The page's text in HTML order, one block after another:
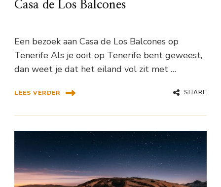
Casa de Los Balcones
Een bezoek aan Casa de Los Balcones op
Tenerife Als je ooit op Tenerife bent geweest,
dan weet je dat het eiland vol zit met …
LEES VERDER SHARE